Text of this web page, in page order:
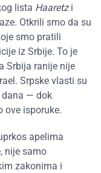
lista Haaretzi
Otkrili smo da su
smo pratili
iz Srbije. To je
Srbija ranije nije
Srpske vlasti su
dana — dok
ove isporuke.
apelima
nije samo
zakonima i